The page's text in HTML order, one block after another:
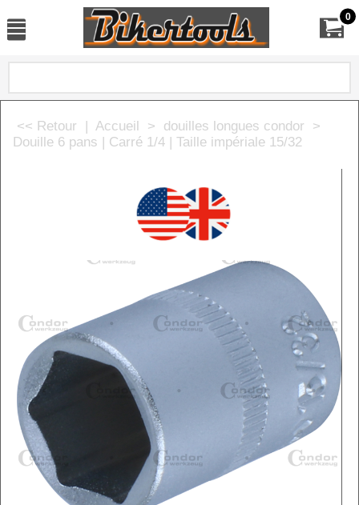
0
<< Retour | Accueil > douilles longues condor >
Douille 6 pans | Carré 1/4 | Taille impériale 15/32